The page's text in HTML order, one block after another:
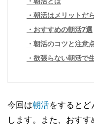
朝活はメリットだ
おすすめの朝活7選
朝活のコツと注意
欲張らない朝活で
今回は朝活をすると
します。また、おすす